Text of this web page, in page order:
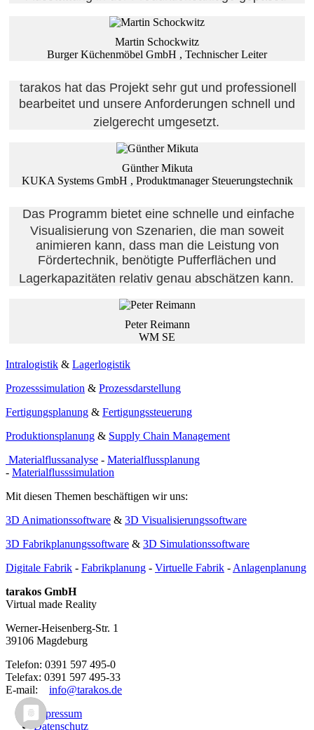
Martin Schockwitz
Burger Küchenmöbel GmbH , Technischer Leiter
tarakos hat das Projekt sehr gut und professionell
bearbeitet und unsere Anforderungen schnell und
zielgerecht umgesetzt.
Günther Mikuta
KUKA Systems GmbH , Produktmanager Steuerungstechnik
Das Programm bietet eine schnelle und einfache
Visualisierung von Szenarien, die man soweit
animieren kann, dass man die Leistung von
Fördertechnik, benötigte Pufferflächen und
Lagerkapazitäten relativ genau abschätzen kann.
Peter Reimann
WM SE
Intralogistik & Lagerlogistik
Prozesssimulation & Prozessdarstellung
Fertigungsplanung & Fertigungssteuerung
Produktionsplanung & Supply Chain Management
Materialflussanalyse - Materialflussplanung
- Materialflusssimulation
Mit diesen Themen beschäftigen wir uns:
3D Animationssoftware & 3D Visualisierungssoftware
3D Fabrikplanungssoftware & 3D Simulationssoftware
Digitale Fabrik - Fabrikplanung - Virtuelle Fabrik - Anlagenplanung
tarakos GmbH
Virtual made Reality
Werner-Heisenberg-Str. 1
39106 Magdeburg
Telefon: 0391 597 495-0
Telefax: 0391 597 495-33
E-mail: info@tarakos.de
Impressum
Datenschutz